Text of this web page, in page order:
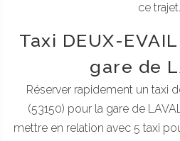
ce trajet.
Taxi DEUX-
gare de
Réserver rapidement un taxi
(53150) pour la gare de
mettre en relation avec 5 taxi